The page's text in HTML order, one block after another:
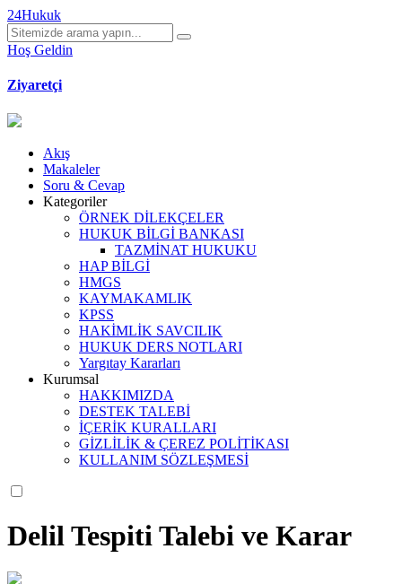
24Hukuk
Hoş Geldin
Ziyaretçi
Akış
Makaleler
Soru & Cevap
Kategoriler
ÖRNEK DİLEKÇELER
HUKUK BİLGİ BANKASI
TAZMİNAT HUKUKU
HAP BİLGİ
HMGS
KAYMAKAMLIK
KPSS
HAKİMLİK SAVCILIK
HUKUK DERS NOTLARI
Yargıtay Kararları
Kurumsal
HAKKIMIZDA
DESTEK TALEBİ
İÇERİK KURALLARI
GİZLİLİK & ÇEREZ POLİTİKASI
KULLANIM SÖZLEŞMESİ
Delil Tespiti Talebi ve Karar